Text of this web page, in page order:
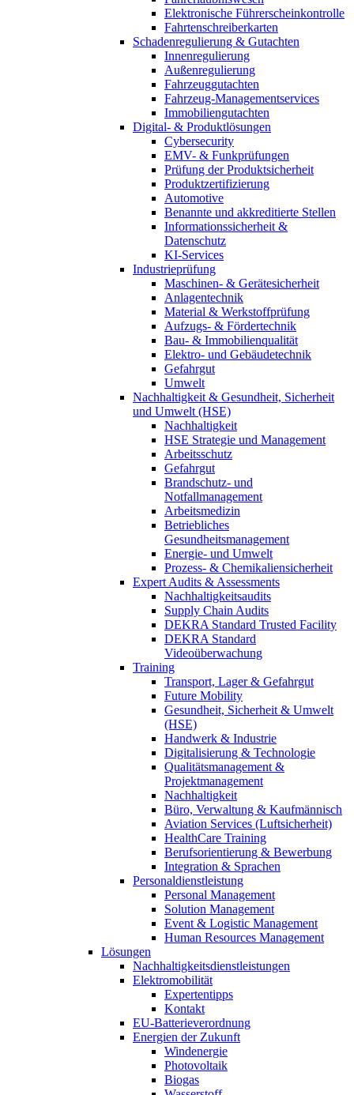
Elektronische Führerscheinkontrolle
Fahrtenschreiberkarten
Schadenregulierung & Gutachten
Innenregulierung
Außenregulierung
Fahrzeuggutachten
Fahrzeug-Managementservices
Immobiliengutachten
Digital- & Produktlösungen
Cybersecurity
EMV- & Funkprüfungen
Prüfung der Produktsicherheit
Produktzertifizierung
Automotive
Benannte und akkreditierte Stellen
Informationssicherheit &
Datenschutz
KI-Services
Industrieprüfung
Maschinen- & Gerätesicherheit
Anlagentechnik
Material & Werkstoffprüfung
Aufzugs- & Fördertechnik
Bau- & Immobilienqualität
Elektro- und Gebäudetechnik
Gefahrgut
Umwelt
Nachhaltigkeit & Gesundheit, Sicherheit
und Umwelt (HSE)
Nachhaltigkeit
HSE Strategie und Management
Arbeitsschutz
Gefahrgut
Brandschutz- und
Notfallmanagement
Arbeitsmedizin
Betriebliches
Gesundheitsmanagement
Energie- und Umwelt
Prozess- & Chemikaliensicherheit
Expert Audits & Assessments
Nachhaltigkeitsaudits
Supply Chain Audits
DEKRA Standard Trusted Facility
DEKRA Standard
Videoüberwachung
Training
Transport, Lager & Gefahrgut
Future Mobility
Gesundheit, Sicherheit & Umwelt
(HSE)
Handwerk & Industrie
Digitalisierung & Technologie
Qualitätsmanagement &
Projektmanagement
Nachhaltigkeit
Büro, Verwaltung & Kaufmännisch
Aviation Services (Luftsicherheit)
HealthCare Training
Berufsorientierung & Bewerbung
Integration & Sprachen
Personaldienstleistung
Personal Management
Solution Management
Event & Logistic Management
Human Resources Management
Lösungen
Nachhaltigkeitsdienstleistungen
Elektromobilität
Expertentipps
Kontakt
EU-Batterieverordnung
Energien der Zukunft
Windenergie
Photovoltaik
Biogas